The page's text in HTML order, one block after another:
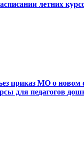
летних
приказ МО о новом
для педагогов